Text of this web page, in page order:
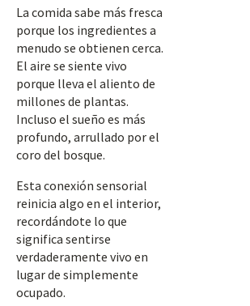
La comida sabe más fresca
porque los ingredientes a
menudo se obtienen cerca.
El aire se siente vivo
porque lleva el aliento de
millones de plantas.
Incluso el sueño es más
profundo, arrullado por el
coro del bosque.
Esta conexión sensorial
reinicia algo en el interior,
recordándote lo que
significa sentirse
verdaderamente vivo en
lugar de simplemente
ocupado.